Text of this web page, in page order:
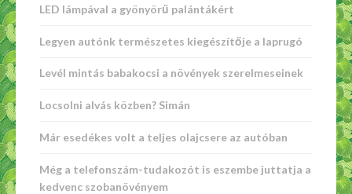
LED lámpával a gyönyörű palántákért
Legyen autónk természetes kiegészítője a laprugó
Levél mintás babakocsi a növények szerelmeseinek
Locsolni alvás közben? Simán
Már esedékes volt a teljes olajcsere az autóban
Még a telefonszám-tudakozót is eszembe juttatja a
kedvenc szobanövényem